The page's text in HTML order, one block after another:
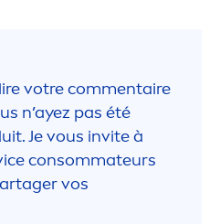
votre commentaire
n’ayez pas été
Je vous invite à
consommateurs
vos